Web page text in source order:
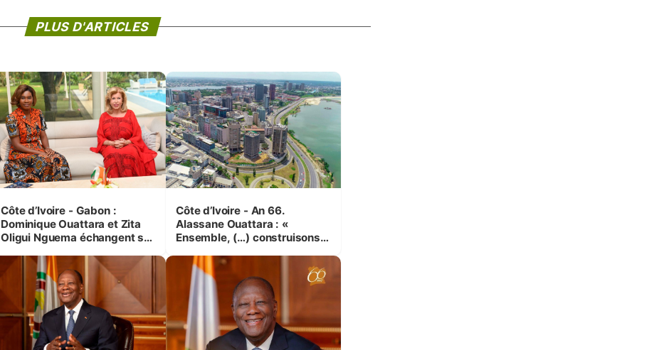
PLUS D'ARTICLES
Côte d’Ivoire - Gabon :
Dominique Ouattara et Zita
Oligui Nguema échangent sur
femmes et des enfants
Côte d’Ivoire - An 66.
Alassane Ouattara : «
Ensemble, (…) construisons
mêmes et pour les
générations futures »